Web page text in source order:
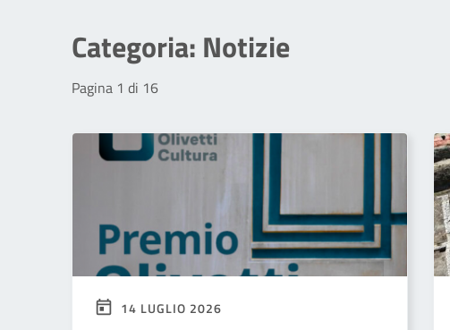
Categoria: Notizie
Pagina 1 di 16
14 LUGLIO 2026